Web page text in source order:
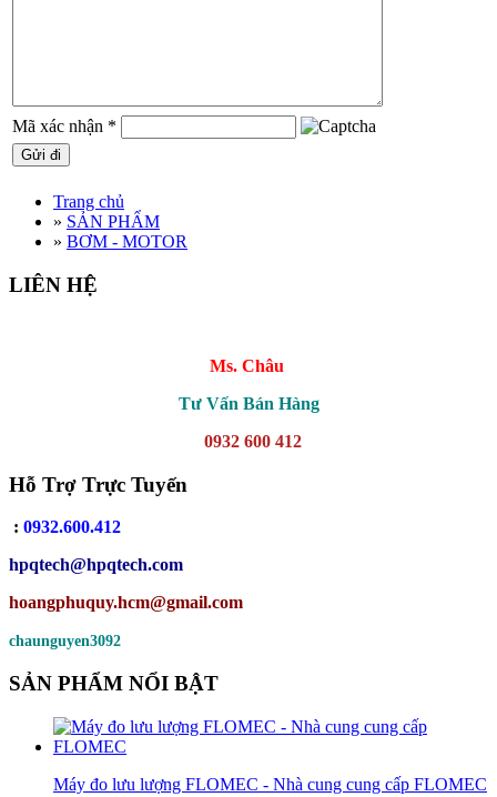
Mã xác nhận *
Trang chủ
» SẢN PHẨM
» BƠM - MOTOR
LIÊN HỆ
Ms. Châu
Tư Vấn Bán Hàng
0932 600 412
Hỗ Trợ Trực Tuyến
: 0932.600.412
hpqtech@hpqtech.com
hoangphuquy.hcm@gmail.com
chaunguyen3092
SẢN PHẨM NỔI BẬT
Máy đo lưu lượng FLOMEC - Nhà cung cung cấp FLOMEC